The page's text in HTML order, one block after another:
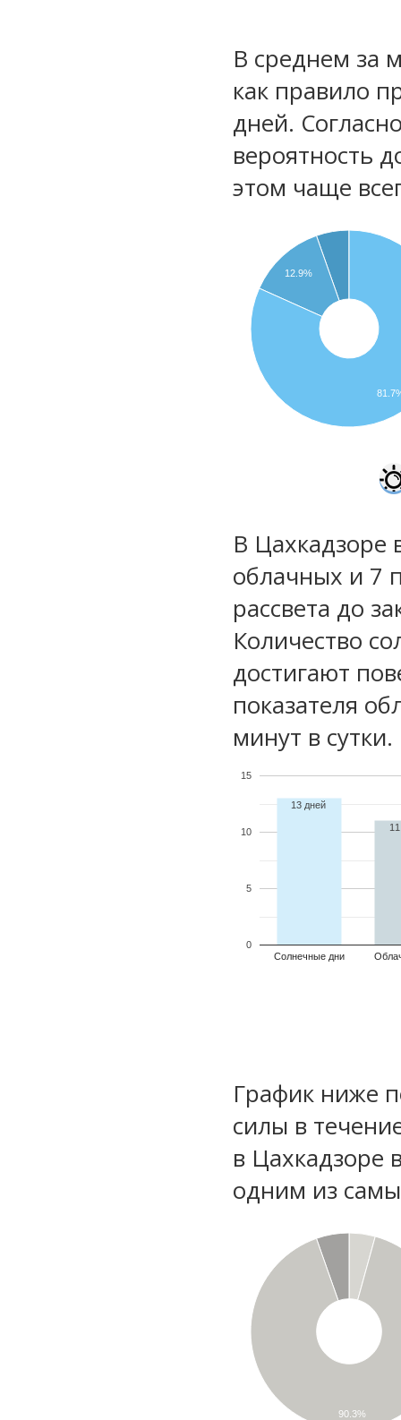
В среднем за
как правило
дней.
вероятность
этом чаще
12.9%
В Цахкадзоре
облачных и 7
рассвета до
Количество
достигают
показателя
минут в сутки.
Солнечные дни
0
5
10
15
13 дней
График ниже
силы в
в Цахкадзоре
одним из
90.3%